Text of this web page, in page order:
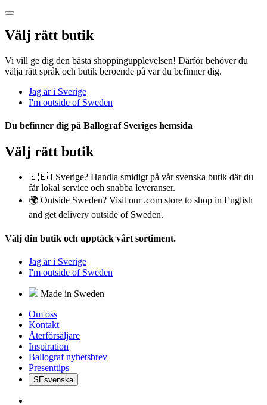
Välj rätt butik
Vi vill ge dig den bästa shoppingupplevelsen! Därför behöver du
välja rätt språk och butik beroende på var du befinner dig.
Jag är i Sverige
I'm outside of Sweden
Du befinner dig på Ballograf Sveriges hemsida
Välj rätt butik
🇸🇪 I Sverige? Handla smidigt på vår svenska butik där du
får lokal service och snabba leveranser.
🌍 Outside Sweden? Visit our .com store to shop in English
and get delivery outside of Sweden.
Välj din butik och upptäck vårt sortiment.
Jag är i Sverige
I'm outside of Sweden
Made in Sweden
Om oss
Kontakt
Återförsäljare
Inspiration
Ballograf nyhetsbrev
Presenttips
SEsvenska